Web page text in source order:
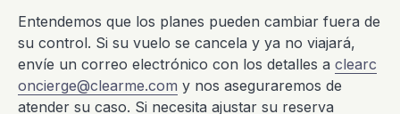
Entendemos que los planes pueden cambiar fuera de
su control. Si su vuelo se cancela y ya no viajará,
envíe un correo electrónico con los detalles a clearc
oncierge@clearme.com y nos aseguraremos de
atender su caso. Si necesita ajustar su reserva